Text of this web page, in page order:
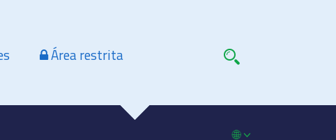
Área restrita
🌐